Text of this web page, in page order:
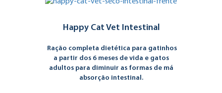
Happy Cat Vet Intestinal
Ração completa dietética para gatinhos
a partir dos 6 meses de vida e gatos
adultos para diminuir as formas de má
absorção intestinal.